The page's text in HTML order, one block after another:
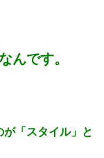
んです。
「スタイル」と